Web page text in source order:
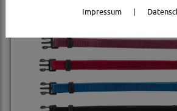
Impressum |